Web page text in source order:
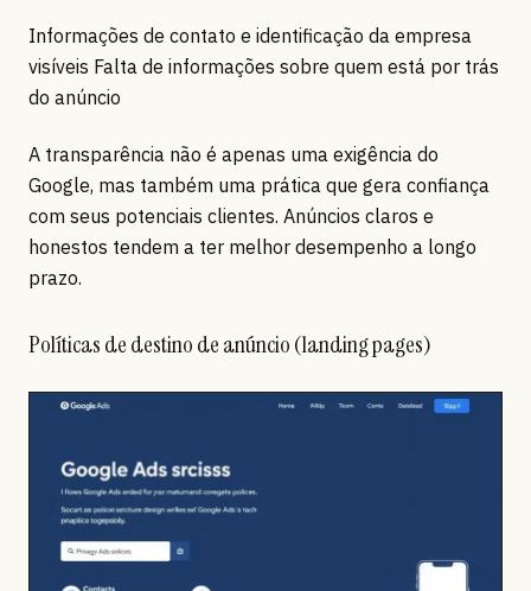
Informações de contato e identificação da empresa
visíveis Falta de informações sobre quem está por trás
do anúncio
A transparência não é apenas uma exigência do
Google, mas também uma prática que gera confiança
com seus potenciais clientes. Anúncios claros e
honestos tendem a ter melhor desempenho a longo
prazo.
Políticas de destino de anúncio (landing pages)